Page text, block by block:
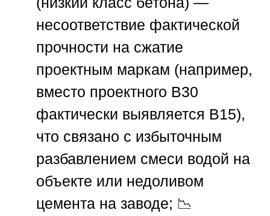
несоответствие фактической
прочности на сжатие
проектным маркам (например,
вместо проектного B30
фактически выявляется B15),
что связано с избыточным
разбавлением смеси водой на
объекте или недоливом
цемента на заводе; 📉